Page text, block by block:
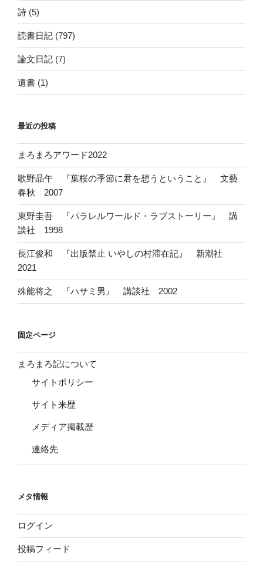
詩 (5)
読書日記 (797)
論文日記 (7)
遺書 (1)
最近の投稿
まろまろアワード2022
歌野晶午 『葉桜の季節に君を想うということ』 文藝
春秋 2007
東野圭吾 『パラレルワールド・ラブストーリー』 講
談社 1998
長江俊和 『出版禁止 いやしの村滞在記』 新潮社
2021
殊能将之 『ハサミ男』 講談社 2002
固定ページ
まろまろ記について
サイトポリシー
サイト来歴
メディア掲載歴
連絡先
メタ情報
ログイン
投稿フィード